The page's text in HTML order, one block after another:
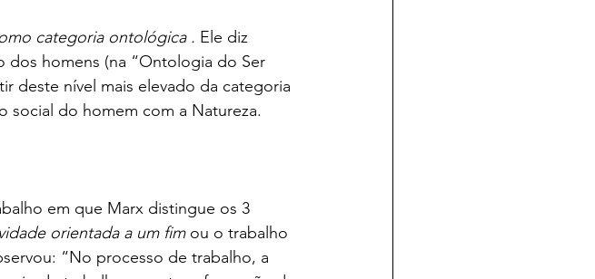
categoria ontológica . Ele diz
dos homens (na “Ontologia do Ser
deste nível mais elevado da categoria
social do homem com a Natureza.
em que Marx distingue os 3
orientada a um fim ou o trabalho
“No processo de trabalho, a